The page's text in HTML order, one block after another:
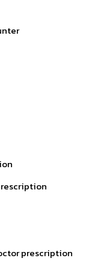
prescription